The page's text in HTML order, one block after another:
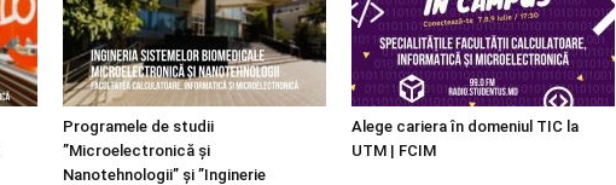
Programele de studii
”Microelectronică și
Nanotehnologii” și ”Inginerie
Alege cariera în domeniul TIC la
UTM | FCIM